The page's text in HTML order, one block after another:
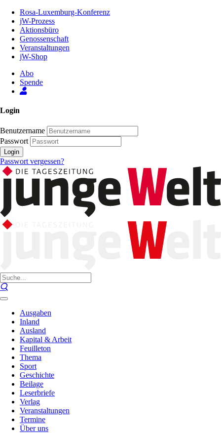
Inhalt
Seite
Rosa-Luxemburg-Konferenz
jW-Prozess
Aktionsbüro
Genossenschaft
Veranstaltungen
jW-Shop
Abo
Spende
Login
Benutzername
Passwort
Login
Passwort vergessen?
Ausgaben
Inland
Ausland
Kapital & Arbeit
Feuilleton
Thema
Sport
Geschichte
Beilage
Leserbriefe
Verlag
Veranstaltungen
Termine
Über uns